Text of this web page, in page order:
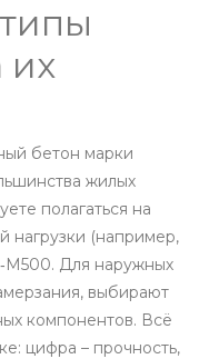
их
бетон марки
жилых
полагаться на
нагрузки (например,
Для наружных
выбирают
компонентов. Всё
цифра – прочность,